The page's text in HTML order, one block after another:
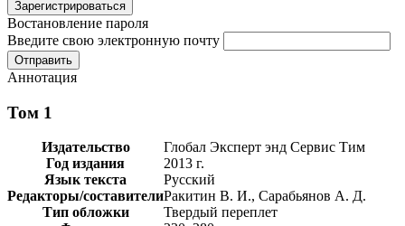
Востановление пароля
Введите свою электронную почту
Аннотация
Том 1
Издательство
Глобал Эксперт энд Сервис Тим
Год издания
2013 г.
Язык текста
Русский
Редакторы/составителиРакитин В. И., Сарабьянов А. Д.
Тип обложки
Твердый переплет